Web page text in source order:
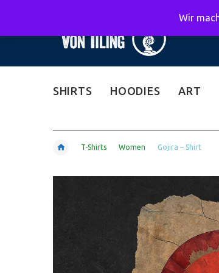
SHIRTS HOODIES ART
T-Shirts Women Gojira – Shirt
Wir